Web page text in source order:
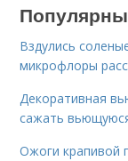
Вздулись
микрофлоры
Декоративная
сажать
Ожоги крапивой